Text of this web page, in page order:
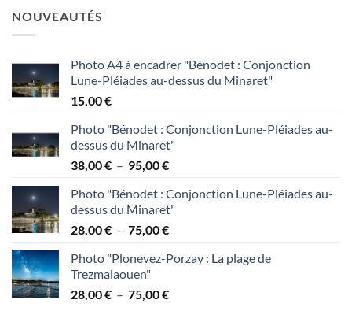
NOUVEAUTÉS
Photo A4 à encadrer "Bénodet : Conjonction
Lune-Pléiades au-dessus du Minaret"
15,00€
Photo "Bénodet : Conjonction Lune-Pléiades au-
dessus du Minaret"
38,00€ – 95,00€Plage
prix :
38,00 €
à
Photo "Bénodet : Conjonction Lune-Pléiades au-
dessus du Minaret"
28,00€ – 75,00€Plage
prix :
à
Photo "Plonevez-Porzay : La plage de
Trezmalaouen"
28,00€ – 75,00€Plage